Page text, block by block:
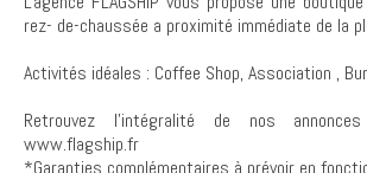
rez- de-chaussée a proximité immédiate de la
Activités idéales : Coffee Shop, Association ,
Retrouvez l’intégralité de nos
www.flagship.fr
*Garanties complémentaires à prévoir en